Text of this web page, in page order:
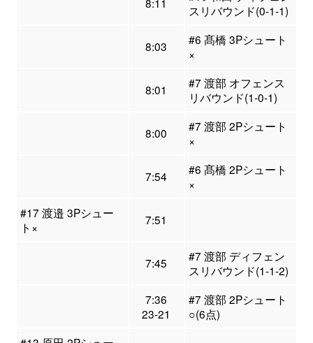
スリバウンド(0-1-1)
8:03
#6 髙橋 3Pシュート
×
8:01
#7 渡部 オフェンス
リバウンド(1-0-1)
8:00
#7 渡部 2Pシュート
×
7:54
#6 髙橋 2Pシュート
×
#17 渡邉 3Pシュー
ト×
7:51
7:45
#7 渡部 ディフェン
スリバウンド(1-1-2)
7:36
23-21
#7 渡部 2Pシュート
○(6点)